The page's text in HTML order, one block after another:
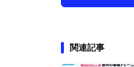
関連記事